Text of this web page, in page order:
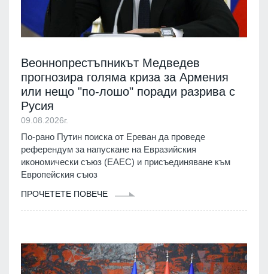
Веоннопрестъпникът Медведев
прогнозира голяма криза за Армения
или нещо "по-лошо" поради разрива с
Русия
09.08.2026г.
По-рано Путин поиска от Ереван да проведе
референдум за напускане на Евразийския
икономически съюз (ЕАЕС) и присъединяване към
Европейския съюз
ПРОЧЕТЕТЕ ПОВЕЧЕ